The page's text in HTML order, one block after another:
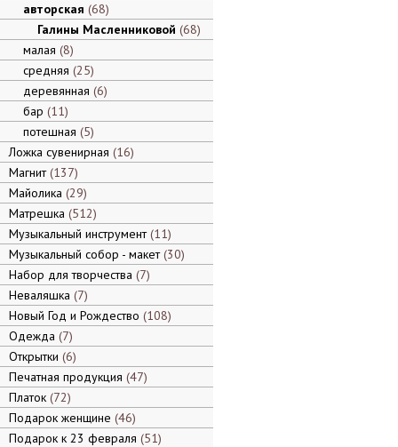
авторская 68
Галины Масленниковой 68
малая 8
средняя 25
деревянная 6
бар 11
потешная 5
Ложка сувенирная 16
Магнит 137
Майолика 29
Матрешка 512
Музыкальный инструмент 11
Музыкальный собор - макет 30
Набор для творчества 7
Неваляшка 7
Новый Год и Рождество 108
Одежда 7
Открытки 6
Печатная продукция 47
Платок 72
Подарок женщине 46
Подарок к 23 февраля 51